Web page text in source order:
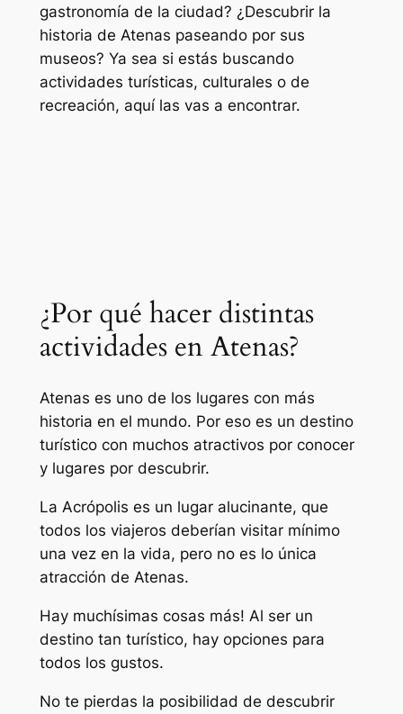
gastronomía de la ciudad? ¿Descubrir la
historia de Atenas paseando por sus
museos? Ya sea si estás buscando
actividades turísticas, culturales o de
recreación, aquí las vas a encontrar.
¿Por qué hacer distintas
actividades en Atenas?
Atenas es uno de los lugares con más
historia en el mundo. Por eso es un destino
turístico con muchos atractivos por conocer
y lugares por descubrir.
La Acrópolis es un lugar alucinante, que
todos los viajeros deberían visitar mínimo
una vez en la vida, pero no es lo única
atracción de Atenas.
Hay muchísimas cosas más! Al ser un
destino tan turístico, hay opciones para
todos los gustos.
No te pierdas la posibilidad de descubrir